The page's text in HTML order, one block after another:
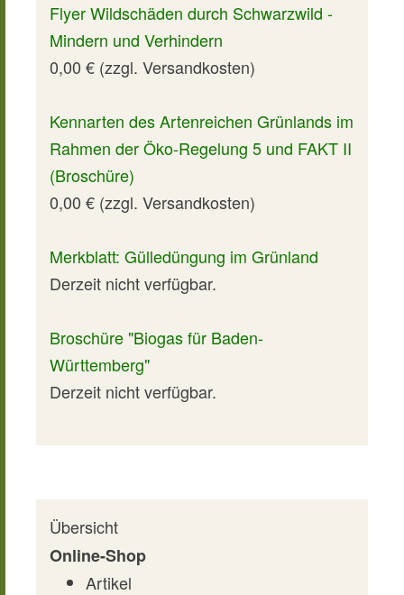
Flyer Wildschäden durch Schwarzwild -
Mindern und Verhindern
0,00 € (zzgl. Versandkosten)
Kennarten des Artenreichen Grünlands im
Rahmen der Öko-Regelung 5 und FAKT II
(Broschüre)
0,00 € (zzgl. Versandkosten)
Merkblatt: Gülledüngung im Grünland
Derzeit nicht verfügbar.
Broschüre "Biogas für Baden-
Württemberg"
Derzeit nicht verfügbar.
Übersicht
Online-Shop
Artikel